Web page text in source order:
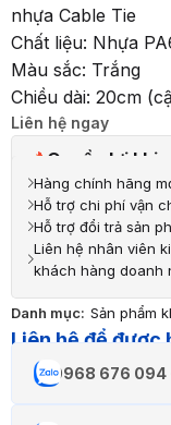
nhựa Cable Tie
Chất liệu: Nhựa
Màu sắc: Trắng
Chiều dài: 20cm
Liên hệ ngay
Quyền lợi khi
Hàng chính hãng
Hỗ trợ chi phí vận
Hỗ trợ đổi trả sản
Liên hệ nhân viên
khách hàng doanh
Danh mục: Sản phẩm
Liên hệ để được
0968 676 094